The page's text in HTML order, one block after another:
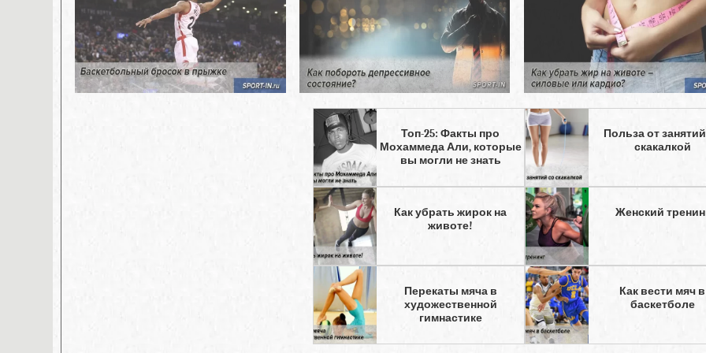
Топ-25: Факты про
Мохаммеда Али, которые
вы могли не знать
Польза от
скакалкой
Как убрать жирок на
животе!
Женский
Перекаты мяча в
художественной
гимнастике
Как вести мяч в
баскетболе